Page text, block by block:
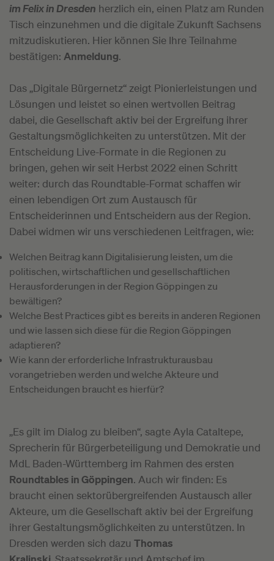
im Felix in Dresden herzlich ein, einen Platz am Runden
Tisch einzunehmen und die digitale Zukunft Sachsens
mitzudiskutieren. Hier können Sie Ihre Teilnahme
bestätigen: Anmeldung.
Das „Digitale Bürgernetz“ zeigt Pionierleistungen und
Lösungen und leistet so einen wertvollen Beitrag
dabei, die Gesellschaft aktiv bei der Ergreifung ihrer
Gestaltungsmöglichkeiten zu unterstützen. Mit der
Entscheidung Live-Formate in die Regionen zu
bringen, gehen wir seit Herbst 2022 einen Schritt
weiter: durch das Roundtable-Format schaffen wir
einen lebendigen Ort zum Austausch für
Entscheiderinnen und Entscheidern aus der Region.
Dabei widmen wir uns verschiedenen Leitfragen, wie:
Welchen Beitrag kann Digitalisierung leisten, um die
politischen, wirtschaftlichen und gesellschaftlichen
Herausforderungen in der Region Göppingen zu
bewältigen?
Welche Best Practices gibt es bereits in anderen Regionen
und wie lassen sich diese für die Region Göppingen
adaptieren?
Wie kann der erforderliche Infrastrukturausbau
vorangetrieben werden und welche Akteure und
Entscheidungen braucht es hierfür?
„Es gilt im Dialog zu bleiben“, sagte Ayla Cataltepe,
Sprecherin für Bürgerbeteiligung und Demokratie und
MdL Baden-Württemberg im Rahmen des ersten
Roundtables in Göppingen. Auch wir finden: Es
braucht einen sektorübergreifenden Austausch aller
Akteure, um die Gesellschaft aktiv bei der Ergreifung
ihrer Gestaltungsmöglichkeiten zu unterstützen. In
Dresden werden sich dazu Thomas